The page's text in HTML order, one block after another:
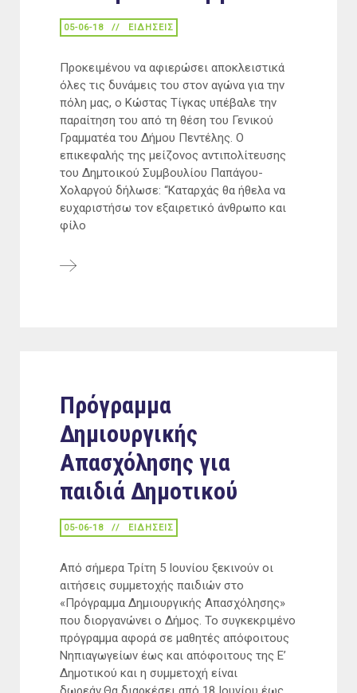
05-06-18 ΕΙΔΉΣΕΙΣ
Προκειμένου να αφιερώσει αποκλειστικά
όλες τις δυνάμεις του στον αγώνα για την
πόλη μας, ο Κώστας Τίγκας υπέβαλε την
παραίτηση του από τη θέση του Γενικού
Γραμματέα του Δήμου Πεντέλης. Ο
επικεφαλής της μείζονος αντιπολίτευσης
του Δημτοικού Συμβουλίου Παπάγου-
Χολαργού δήλωσε: “Καταρχάς θα ήθελα να
ευχαριστήσω τον εξαιρετικό άνθρωπο και
φίλο
Πρόγραμμα
Δημιουργικής
Απασχόλησης για
παιδιά Δημοτικού
05-06-18 ΕΙΔΉΣΕΙΣ
Από σήμερα Τρίτη 5 Ιουνίου ξεκινούν οι
αιτήσεις συμμετοχής παιδιών στο
«Πρόγραμμα Δημιουργικής Απασχόλησης»
που διοργανώνει ο Δήμος. Το συγκεκριμένο
πρόγραμμα αφορά σε μαθητές απόφοιτους
Νηπιαγωγείων έως και απόφοιτους της Ε’
Δημοτικού και η συμμετοχή είναι